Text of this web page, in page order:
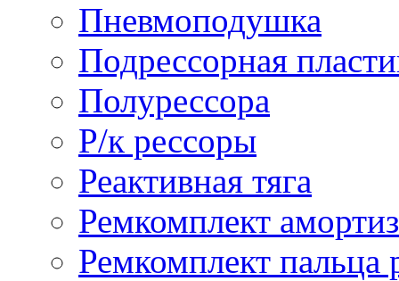
Пневмоподушка
Подрессорная
Полурессора
Р/к рессоры
Реактивная тяга
Ремкомплект
Ремкомплект пальца